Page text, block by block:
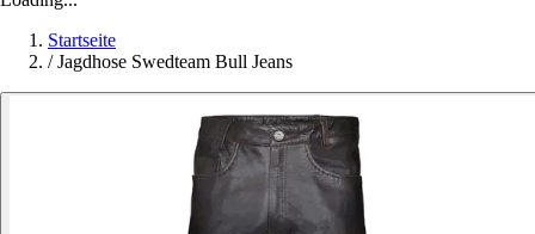
Startseite
/ Jagdhose Swedteam Bull Jeans